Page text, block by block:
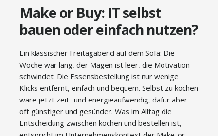
Make or Buy: IT selbst
bauen oder einfach nutzen?
Ein klassischer Freitagabend auf dem Sofa: Die
Woche war lang, der Magen ist leer, die Motivation
schwindet. Die Essensbestellung ist nur wenige
Klicks entfernt, einfach und bequem. Selbst zu kochen
wäre jetzt zeit- und energieaufwendig, dafür aber
oft günstiger und gesünder. Was im Alltag die
Entscheidung zwischen kochen und bestellen ist,